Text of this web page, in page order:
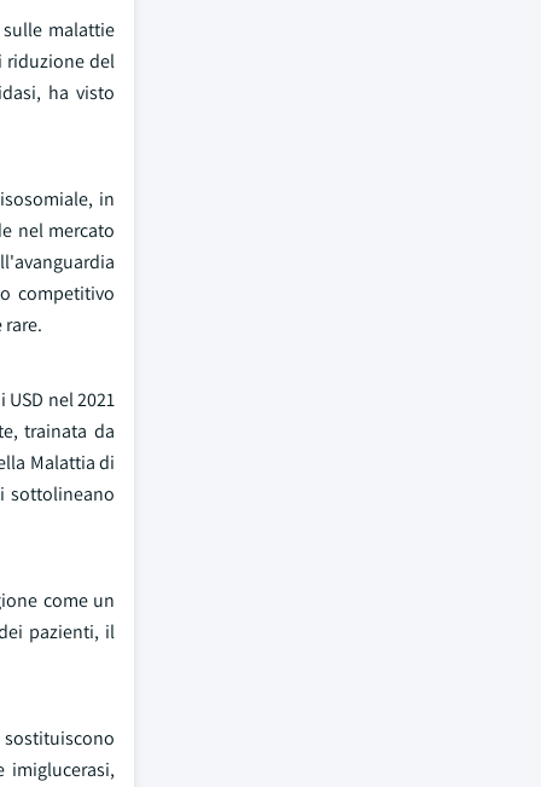
malattie
riduzione del
ha visto
in
nel mercato
competitivo
nel 2021
trainata da
Malattia di
sottolineano
come un
pazienti, il
sostituiscono
imiglucerasi,